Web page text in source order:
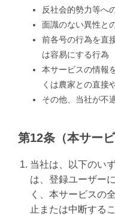
反社会的勢力等へ
面識のない異性と
前各号の行為を直
は容易にする行為
本サービスの情報
くは農家との直接
その他、当社が不
第12条（本サー
当社は、以下のい
は、登録ユーザー
く、本サービスの
止または中断する